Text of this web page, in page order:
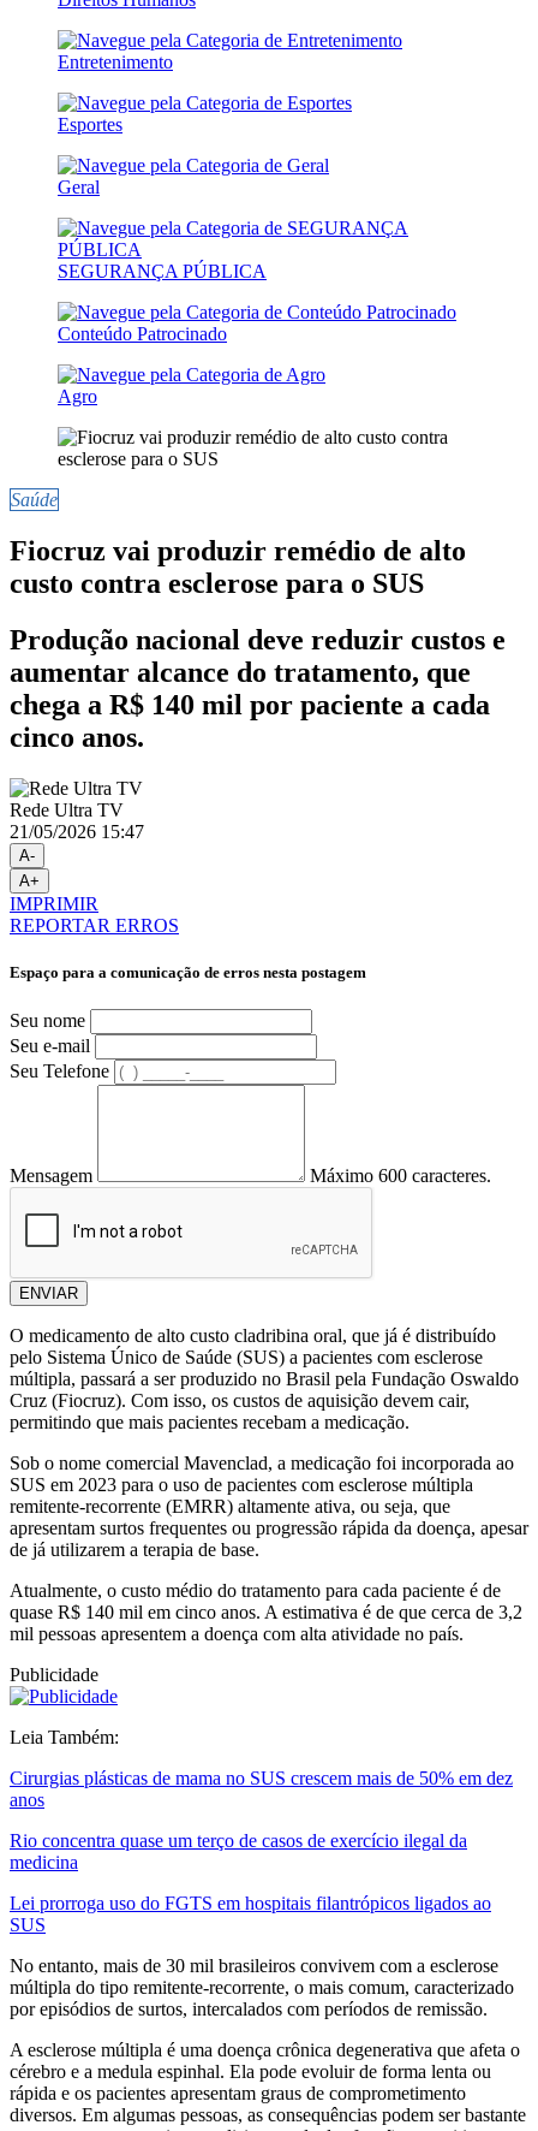
Entretenimento
Esportes
Geral
SEGURANÇA PÚBLICA
Conteúdo Patrocinado
Agro
Saúde
Fiocruz vai produzir remédio de alto
custo contra esclerose para o SUS
Produção nacional deve reduzir custos e
aumentar alcance do tratamento, que
chega a R$ 140 mil por paciente a cada
cinco anos.
Rede Ultra TV
21/05/2026 15:47
A-
A+
IMPRIMIR
REPORTAR ERROS
Espaço para a comunicação de erros nesta postagem
Seu nome
Seu e-mail
Seu Telefone
Mensagem Máximo 600 caracteres.
ENVIAR
O medicamento de alto custo cladribina oral, que já é distribuído
pelo Sistema Único de Saúde (SUS) a pacientes com esclerose
múltipla, passará a ser produzido no Brasil pela Fundação Oswaldo
Cruz (Fiocruz). Com isso, os custos de aquisição devem cair,
permitindo que mais pacientes recebam a medicação.
Sob o nome comercial Mavenclad, a medicação foi incorporada ao
SUS em 2023 para o uso de pacientes com esclerose múltipla
remitente-recorrente (EMRR) altamente ativa, ou seja, que
apresentam surtos frequentes ou progressão rápida da doença, apesar
de já utilizarem a terapia de base.
Atualmente, o custo médio do tratamento para cada paciente é de
quase R$ 140 mil em cinco anos. A estimativa é de que cerca de 3,2
mil pessoas apresentem a doença com alta atividade no país.
Publicidade
Leia Também:
Cirurgias plásticas de mama no SUS crescem mais de 50% em dez
anos
Rio concentra quase um terço de casos de exercício ilegal da
medicina
Lei prorroga uso do FGTS em hospitais filantrópicos ligados ao
SUS
No entanto, mais de 30 mil brasileiros convivem com a esclerose
múltipla do tipo remitente-recorrente, o mais comum, caracterizado
por episódios de surtos, intercalados com períodos de remissão.
A esclerose múltipla é uma doença crônica degenerativa que afeta o
cérebro e a medula espinhal. Ela pode evoluir de forma lenta ou
rápida e os pacientes apresentam graus de comprometimento
diversos. Em algumas pessoas, as consequências podem ser bastante